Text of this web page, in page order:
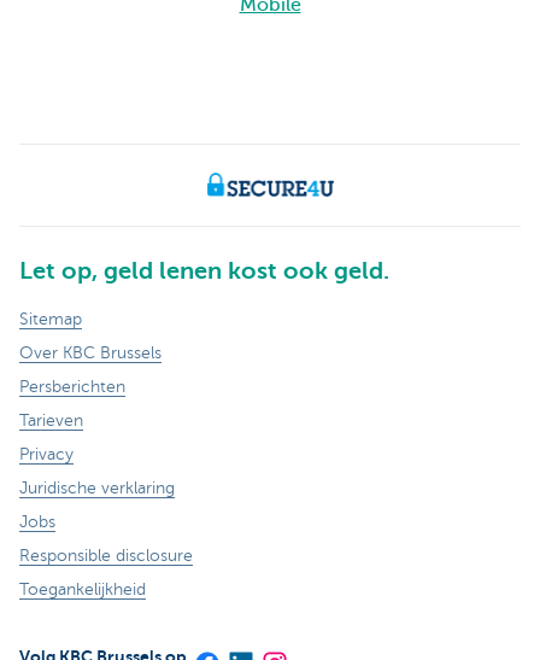
Mobile
Let op, geld lenen kost ook geld.
Sitemap
Over KBC Brussels
Persberichten
Tarieven
Privacy
Juridische verklaring
Jobs
Responsible disclosure
Toegankelijkheid
Volg KBC Brussels op